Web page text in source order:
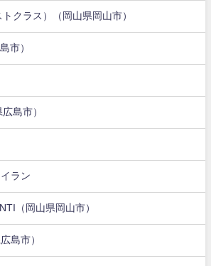
クラス）（岡山県岡山市）
市）
島市）
ラン
（岡山県岡山市）
島市）